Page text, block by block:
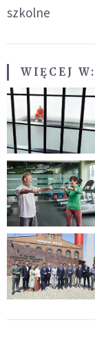
szkolne
WIĘCEJ W: